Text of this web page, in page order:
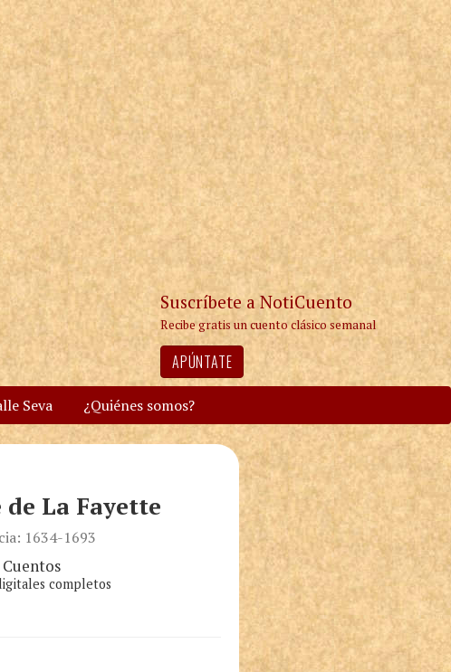
Suscríbete a NotiCuento
Recibe gratis un cuento clásico semanal
APÚNTATE
Seva ¿Quiénes somos?
de La Fayette
1634-1693
Cuentos
completos